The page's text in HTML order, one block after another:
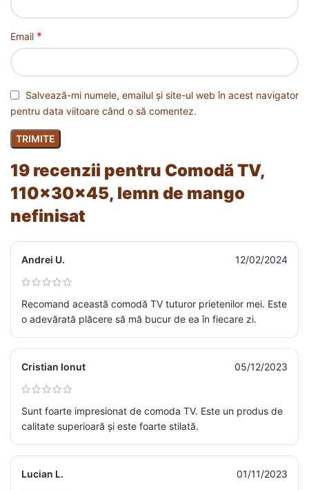
19 recenzii pentru Comodă TV,
110x30x45, lemn de mango
nefinisat
Andrei U. 12/02/2024
Recomand această comodă TV tuturor prietenilor mei. Este
o adevărată plăcere să mă bucur de ea în fiecare zi.
Cristian Ionut 05/12/2023
Sunt foarte impresionat de comoda TV. Este un produs de
calitate superioară și este foarte stilată.
Lucian L. 01/11/2023
Email *
Salvează-mi numele, emailul și site-ul web în acest navigator
pentru data viitoare când o să comentez.